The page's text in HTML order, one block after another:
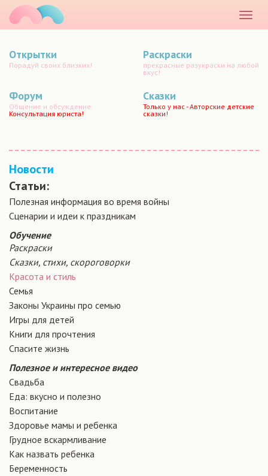
меню
Открытки
Порадуй своих близких!
Раскраски
прекрасные разукраски на любой
вкус!
Форум
Общение и обсуждение.
Консультация юриста!
Сказки
Только у нас - Авторские детские
сказки!
Новости
Статьи:
Полезная информация во время войны
Сценарии и идеи к праздникам
Обучение
Раскраски
Сказки, стихи, скороговорки
Красота и стиль
Семья
Законы Украины про семью
Игры для детей
Книги для прочтения
Спасите жизнь
Полезное и интересное видео
Свадьба
Еда: вкусно и полезно
Воспитание
Здоровье мамы и ребенка
Грудное вскармливание
Как назвать ребенка
Беременность